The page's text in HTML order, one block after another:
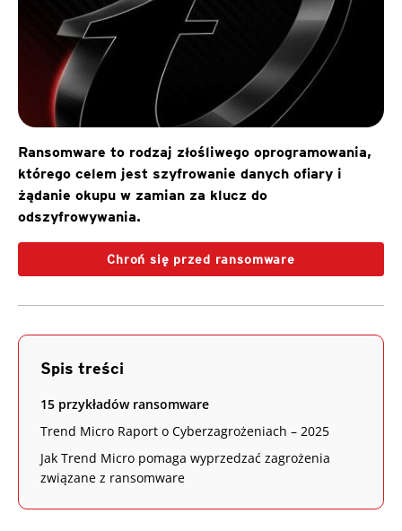
Ransomware to rodzaj złośliwego oprogramowania,
którego celem jest szyfrowanie danych ofiary i
żądanie okupu w zamian za klucz do
odszyfrowywania.
Chroń się przed ransomware
Spis treści
15 przykładów ransomware
Trend Micro Raport o Cyberzagrożeniach – 2025
Jak Trend Micro pomaga wyprzedzać zagrożenia
związane z ransomware